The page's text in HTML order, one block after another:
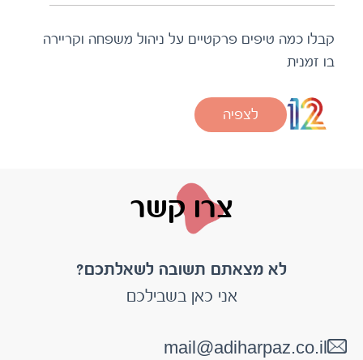
קבלו כמה טיפים פרקטיים על ניהול משפחה וקריירה
בו זמנית
צרו קשר
לא מצאתם תשובה לשאלתכם?
אני כאן בשבילכם
050-7563403